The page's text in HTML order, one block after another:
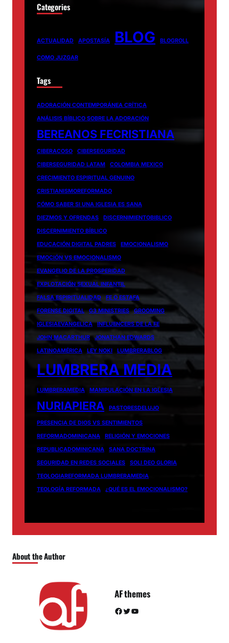
Categories
ACTUALIDAD APOSTASÍA BLOG BLOGROLL
COMO JUZGAR
Tags
ADORACIÓN CONTEMPORÁNEA CRÍTICA
ANÁLISIS BÍBLICO SOBRE LA ADORACIÓN
BEREANOS FECRISTIANA
CIBERACOSO
CIBERSEGURIDAD
CIBERSEGURIDAD LATAM
COLOMBIA MEXICO
CRECIMIENTO ESPIRITUAL GENUINO
CRISTIANISMOREFORMADO
CÓMO SABER SI UNA IGLESIA ES SANA
DIEZMOS Y OFRENDAS
DISCERNIMIENTOBIBLICO
DISCERNIMIENTO BÍBLICO
EDUCACIÓN DIGITAL PADRES
EMOCIONALISMO
EMOCIÓN VS EMOCIONALISMO
EVANGELIO DE LA PROSPERIDAD
EXPLOTACIÓN SEXUAL INFANTIL
FALSA ESPIRITUALIDAD
FE O ESTAFA
FORENSE DIGITAL
G3 MINISTRIES
GROOMING
IGLESIAEVANGELICA
INFLUENCERS DE LA FE
JOHN MACARTHUR
JONATHAN EDWARDS
LATINOAMÉRICA
LEY NOKI LUMBRERABLOG
LUMBRERA MEDIA
LUMBRERAMEDIA MANIPULACIÓN EN LA IGLESIA
NURIAPIERA PASTORESDELUJO
PRESENCIA DE DIOS VS SENTIMIENTOS
REFORMADOMINICANA
RELIGIÓN Y EMOCIONES
REPUBLICADOMINICANA
SANA DOCTRINA
SEGURIDAD EN REDES SOCIALES
SOLI DEO GLORIA
TEOLOGIAREFORMADA LUMBRERAMEDIA
TEOLOGÍA REFORMADA
¿QUÉ ES EL EMOCIONALISMO?
About the Author
AF themes
Facebook Twitter YouTube